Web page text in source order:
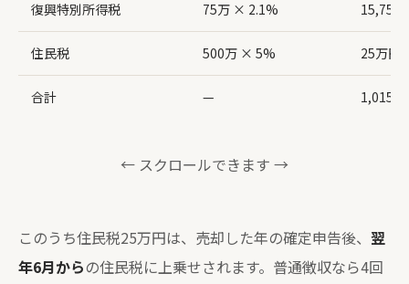
復興特別所得税 75万 × 2.1% 15,750
住民税 500万 × 5% 25万円
合計 —
← スクロールできます →
このうち住民税25万円は、売却した年の確定申告後、 翌
年6月からの住民税に上乗せされます。普通徴収なら4回